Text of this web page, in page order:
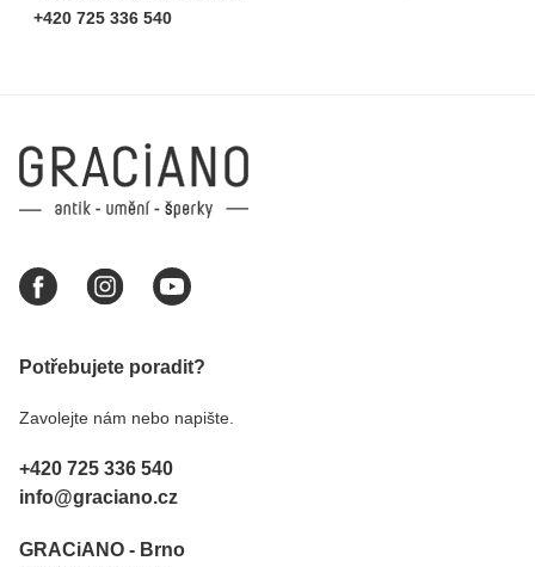
+420 725 336 540
Potřebujete poradit?
Zavolejte nám nebo napište.
+420 725 336 540
info@graciano.cz
GRACiANO - Brno